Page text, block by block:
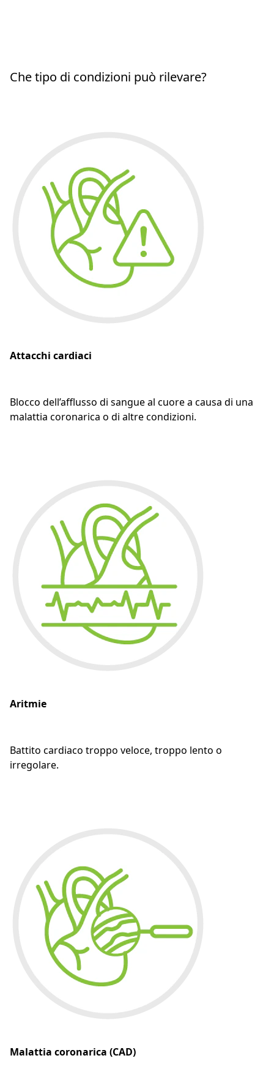
Che tipo di condizioni può rilevare?
Attacchi cardiaci
Blocco dell’afflusso di sangue al cuore a causa di una
malattia coronarica o di altre condizioni.
Aritmie
Battito cardiaco troppo veloce, troppo lento o
irregolare.
Malattia coronarica (CAD)